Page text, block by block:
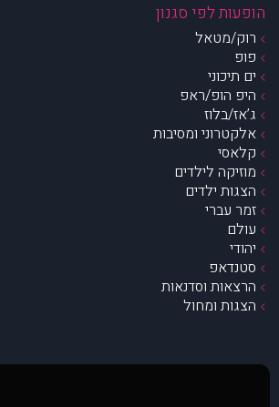
הופעות לפי סגנון
רוק/מטאל
פופ
ים תיכוני
היפ הופ/ראפ
ג’אז/בלוז
אלקטרוני ומסיבות
קלאסי
מוזיקה לילדים
הצגות ילדים
זמר עברי
עולם
יהודי
סטנדאפ
הרצאות וסדנאות
הצגות ומחול